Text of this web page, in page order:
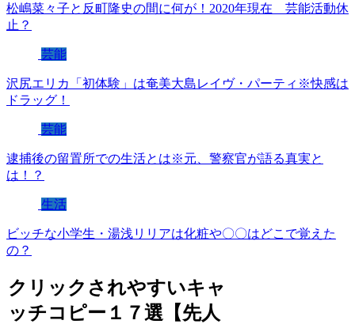
松嶋菜々子と反町隆史の間に何が！2020年現在 芸能活動休
止？
芸能
沢尻エリカ「初体験」は奄美大島レイヴ・パーティ※快感は
ドラッグ！
芸能
逮捕後の留置所での生活とは※元、警察官が語る真実と
は！？
生活
ビッチな小学生・湯浅リリアは化粧や〇〇はどこで覚えた
の？
クリックされやすいキャ
ッチコピー１７選【先人